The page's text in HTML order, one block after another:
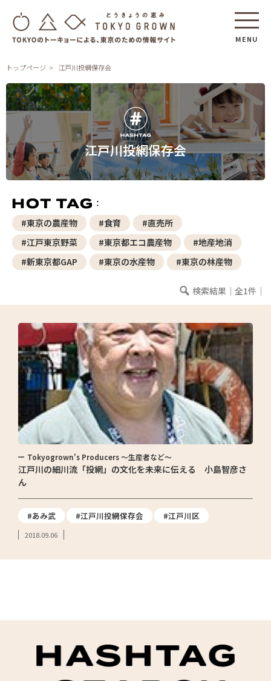
MENU
トップページ 江戸川投網保存会
江戸川投網保存会
#東京の農産物 #食育
#直売所
#江戸東京野菜
#東京都エコ農産物
#地産地消
#新東京都GAP
#東京の水産物 #東京の林産物
検索結果｜全1件｜
Tokyogrown's Producers ～生産者など～
江戸川の細川流「投網」の文化を未来に伝える 小島智彦さ
ん
#あみ武 #江戸川投網保存会 #江戸川区
2018.09.06